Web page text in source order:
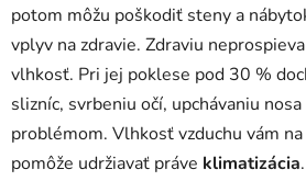
potom môžu poškodiť steny a
vplyv na zdravie. Zdraviu
vlhkosť. Pri jej poklese pod 30 %
slizníc, svrbeniu očí, upchávaniu
problémom. Vlhkosť vzduchu vám
pomôže udržiavať práve klimatizácia.